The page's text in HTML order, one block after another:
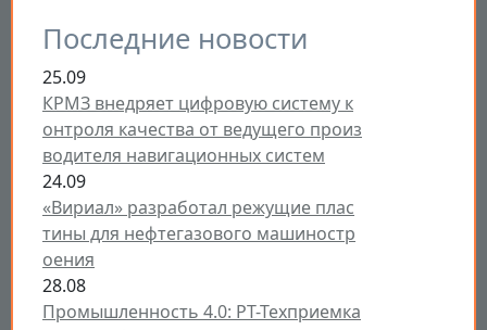
Последние новости
25.09
КРМЗ внедряет цифровую систему к
онтроля качества от ведущего произ
водителя навигационных систем
24.09
«Вириал» разработал режущие плас
тины для нефтегазового машиностр
оения
28.08
Промышленность 4.0: РТ-Техприемка